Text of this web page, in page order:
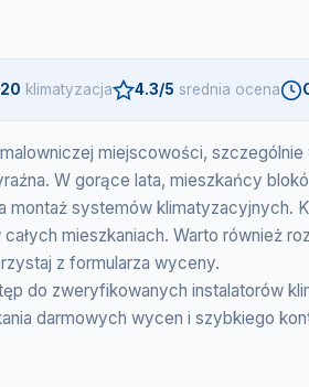
20 klimatyzacja 4.3/5 srednia ocena
miejscowości,
W gorące lata, mieszkańcy
systemów klimatyzacyjnych.
mieszkaniach. Warto również
z formularza wyceny.
do zweryfikowanych instalatorów
darmowych wycen i szybkiego